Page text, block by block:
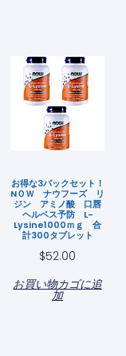
お得な3パックセット！
NＯＷ ナウフーズ リ
ジン アミノ酸 口唇
ヘルペス予防 L-
Lysine1000ｍｇ 合
計300タブレット
$52.00
お買い物カゴに追
加